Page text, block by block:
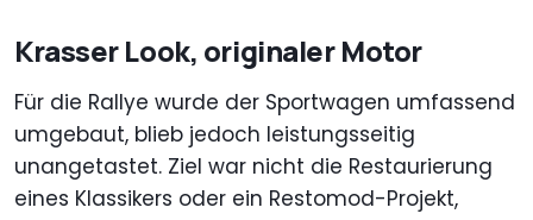
Krasser Look, originaler Motor
Für die Rallye wurde der Sportwagen umfassend
umgebaut, blieb jedoch leistungsseitig
unangetastet. Ziel war nicht die Restaurierung
eines Klassikers oder ein Restomod-Projekt,